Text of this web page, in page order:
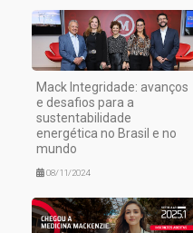
Mack Integridade: avanços
e desafios para a
sustentabilidade
energética no Brasil e no
mundo
08/11/2024